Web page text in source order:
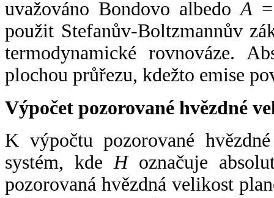
uvažováno Bondovo albedoA
použit Stefanův-Boltzmannův
termodynamické rovnováze.
plochou průřezu, kdežto emise
Výpočet pozorované hvězdné
K výpočtu pozorované
systém, kde Hoznačuje
pozorovaná hvězdná velikost